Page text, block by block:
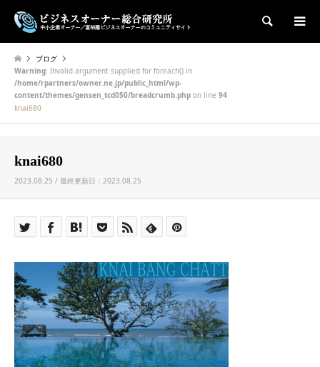
検索
ブログ
Warning: Invalid argument supplied for foreach() in
/home/rpartners/owner.ne.jp/public_html/wp-
content/themes/gensen_tcd050/breadcrumb.php on line 94
knai680
knai680
2023.08.25 / 最終更新日：2023.08.25